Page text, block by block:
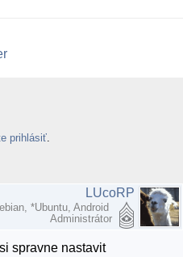
prihlásiť
LUcoRP
*Ubuntu, Android
Administrátor
spravne nastavit